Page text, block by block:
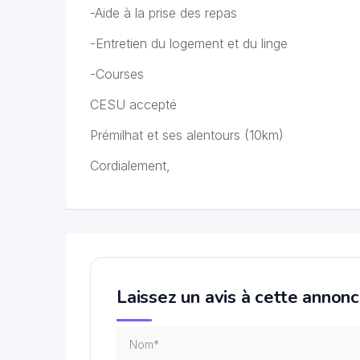
-Aide à la prise des repas
-Entretien du logement et du linge
-Courses
CESU accepté
Prémilhat et ses alentours (10km)
Cordialement,
Laissez un avis à cette